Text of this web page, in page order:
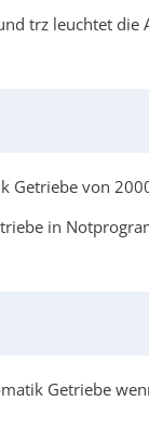
trz leuchtet
Getriebe von
in
Getriebe